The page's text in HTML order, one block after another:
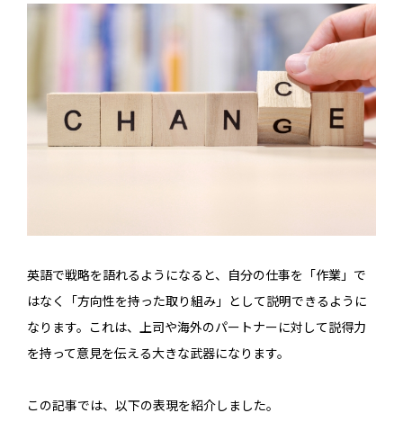
英語で戦略を語れるようになると、自分の仕事を「作業」で
はなく「方向性を持った取り組み」として説明できるように
なります。これは、上司や海外のパートナーに対して説得力
を持って意見を伝える大きな武器になります。
この記事では、以下の表現を紹介しました。